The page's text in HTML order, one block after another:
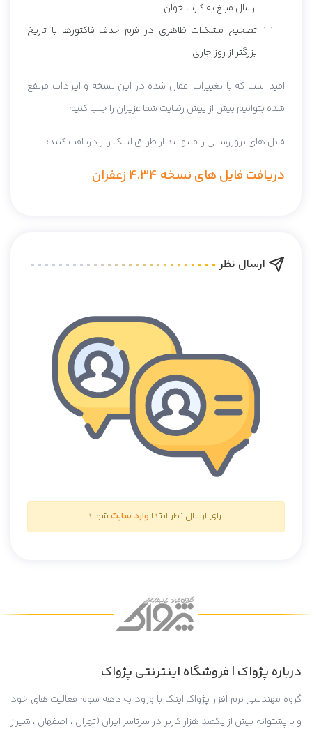
ارسال مبلغ به کارت خوان
تصحیح مشکلات ظاهری در فرم حذف فاکتورها با تاریخ
بزرگتر از روز جاری
امید است که با تغییرات اعمال شده در این نسخه و ایرادات مرتفع
شده بتوانیم بیش از پیش رضایت شما عزیزان را جلب کنیم.
فایل های بروزرسانی را میتوانید از طریق لینک زیر دریافت کنید:
دریافت فایل های نسخه 4.34 زعفران
ارسال نظر
برای ارسال نظر ابتدا وارد سایت شوید
درباره پژواک | فروشگاه اینترنتی پژواک
گروه مهندسی نرم افزار پژواک اینک با ورود به دهه سوم فعالیت های خود
و با پشتوانه بیش از یکصد هزار کاربر در سرتاسر ایران (تهران ، اصفهان ، شیراز